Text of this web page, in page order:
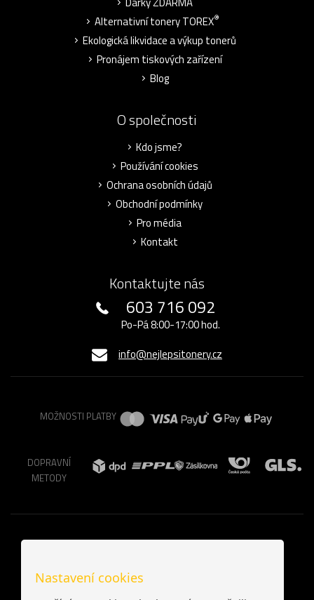
Alternativní tonery TOREX®
Ekologická likvidace a výkup tonerů
Pronájem tiskových zařízení
Blog
O společnosti
Kdo jsme?
Používání cookies
Ochrana osobních údajů
Obchodní podmínky
Pro média
Kontakt
Kontaktujte nás
603 716 092
Po-Pá 8:00-17:00 hod.
info@nejlepsitonery.cz
MOŽNOSTI PLATBY
DOPRAVNÍ
METODY
Nastavení cookies